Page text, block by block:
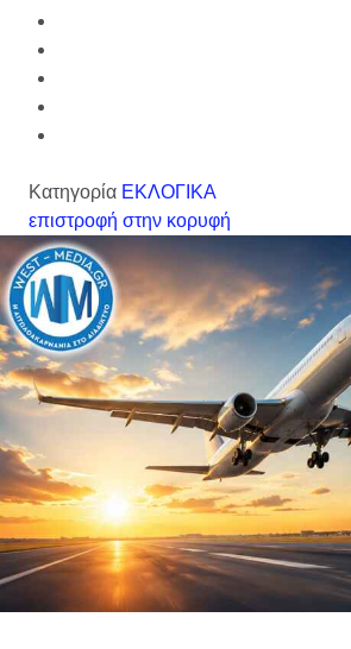
Κατηγορία ΕΚΛΟΓΙΚΑ
επιστροφή στην κορυφή